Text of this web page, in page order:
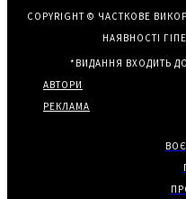
COPYRIGHT © ЧАСТКОВЕ
НАЯВНОСТІ
*ВИДАННЯ ВХОДИТЬ
АВТОРИ
РЕКЛАМА